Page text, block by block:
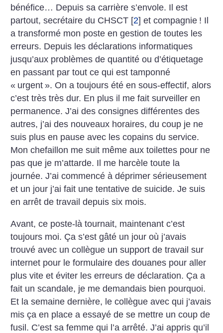
bénéfice… Depuis sa carrière s’envole. Il est
partout, secrétaire du CHSCT [2] et compagnie ! Il
a transformé mon poste en gestion de toutes les
erreurs. Depuis les déclarations informatiques
jusqu’aux problèmes de quantité ou d’étiquetage
en passant par tout ce qui est tamponné
« urgent ». On a toujours été en sous-effectif, alors
c’est très très dur. En plus il me fait surveiller en
permanence. J’ai des consignes différentes des
autres, j’ai des nouveaux horaires, du coup je ne
suis plus en pause avec les copains du service.
Mon chefaillon me suit même aux toilettes pour ne
pas que je m’attarde. Il me harcèle toute la
journée.J’ai commencé à déprimer sérieusement
et un jour j’ai fait une tentative de suicide. Je suis
en arrêt de travail depuis six mois.
Avant, ce poste-là tournait, maintenant c’est
toujours moi. Ça s’est gâté un jour où j’avais
trouvé avec un collègue un support de travail sur
internet pour le formulaire des douanes pour aller
plus vite et éviter les erreurs de déclaration. Ça a
fait un scandale, je me demandais bien pourquoi.
Et la semaine dernière, le collègue avec qui j’avais
mis ça en place a essayé de se mettre un coup de
fusil. C’est sa femme qui l’a arrêté. J’ai appris qu’il